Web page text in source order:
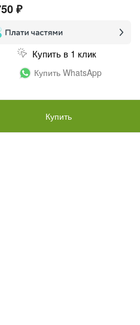
₽
Купить в 1 клик
Купить WhatsApp
Купить